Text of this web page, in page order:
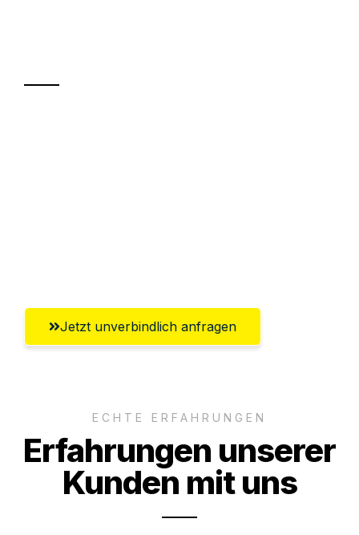
Jetzt unverbindlich anfragen
ECHTE ERFAHRUNGEN
Erfahrungen unserer
Kunden mit uns